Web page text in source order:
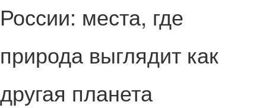
России: места, где
природа выглядит как
другая планета